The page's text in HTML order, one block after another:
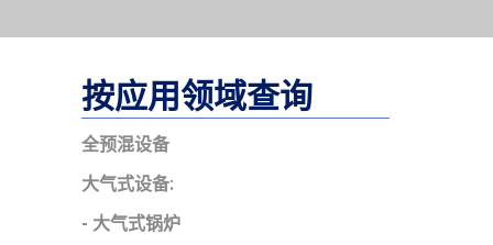
按应用领域查询
全预混设备
大气式设备:
- 大气式锅炉